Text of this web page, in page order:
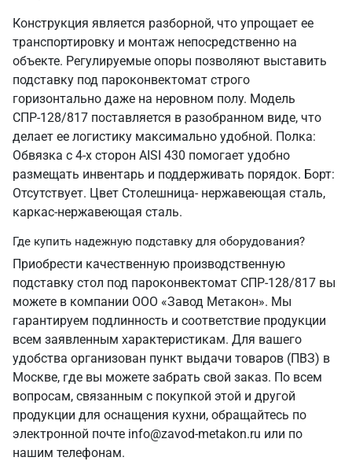
Конструкция является разборной, что упрощает ее
транспортировку и монтаж непосредственно на
объекте. Регулируемые опоры позволяют выставить
подставку под пароконвектомат строго
горизонтально даже на неровном полу. Модель
СПР-128/817 поставляется в разобранном виде, что
делает ее логистику максимально удобной. Полка:
Обвязка с 4-х сторон AISI 430 помогает удобно
размещать инвентарь и поддерживать порядок. Борт:
Отсутствует. Цвет Столешница- нержавеющая сталь,
каркас-нержавеющая сталь.
Где купить надежную подставку для оборудования?
Приобрести качественную производственную
подставку стол под пароконвектомат СПР-128/817 вы
можете в компании ООО «Завод Метакон». Мы
гарантируем подлинность и соответствие продукции
всем заявленным характеристикам. Для вашего
удобства организован пункт выдачи товаров (ПВЗ) в
Москве, где вы можете забрать свой заказ. По всем
вопросам, связанным с покупкой этой и другой
продукции для оснащения кухни, обращайтесь по
электронной почте info@zavod-metakon.ru или по
нашим телефонам.